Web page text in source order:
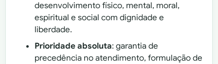
desenvolvimento físico, mental, moral,
espiritual e social com dignidade e
liberdade.
Prioridade absoluta: garantia de
precedência no atendimento, formulação de